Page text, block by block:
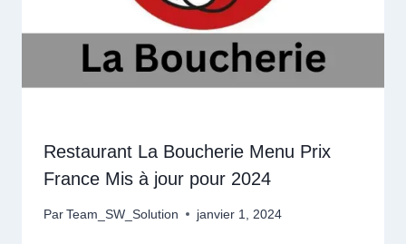
Restaurant La Boucherie Menu Prix
France Mis à jour pour 2024
Par Team_SW_Solution janvier 1, 2024